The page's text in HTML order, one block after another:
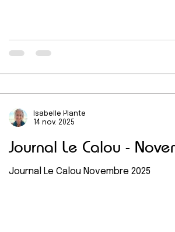
Journal Le Calou -
Journal Le Calou Novembre 2025
Isabelle Plante
14 nov. 2025